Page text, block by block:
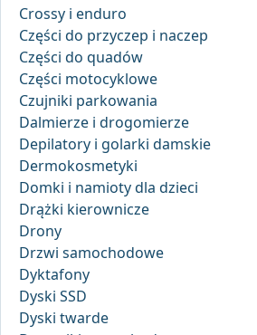
Crossy i enduro
Części do przyczep i naczep
Części do quadów
Części motocyklowe
Czujniki parkowania
Dalmierze i drogomierze
Depilatory i golarki damskie
Dermokosmetyki
Domki i namioty dla dzieci
Drążki kierownicze
Drony
Drzwi samochodowe
Dyktafony
Dyski SSD
Dyski twarde